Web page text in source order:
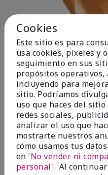
Deep 1
Cookies
Este sitio es para
usa cookies, pixeles y
seguimiento en sus
propósitos operativos,
incluyendo para
sitio. Podríamos
uso que haces del
redes sociales,
analizar el uso que
mostrarte nuestros
cómo usamos tus
en 'No vender ni
personal'.. Al